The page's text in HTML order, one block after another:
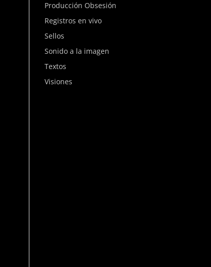
Producción Obsesión
Registros en vivo
Sellos
Sonido a la imagen
Textos
Visiones